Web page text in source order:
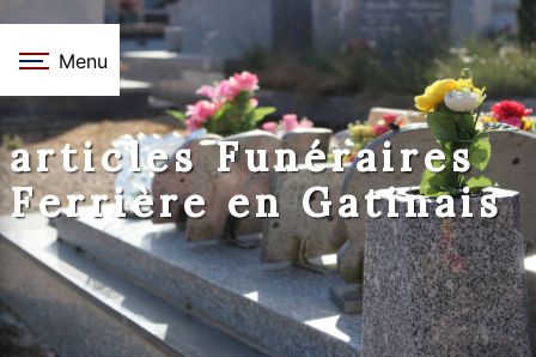
Menu
articles Funéraires
Ferrière en Gatinais
Panneau de gestion des cookies